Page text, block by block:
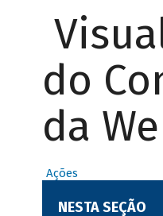
do
da
Ações
NESTA SEÇÃO